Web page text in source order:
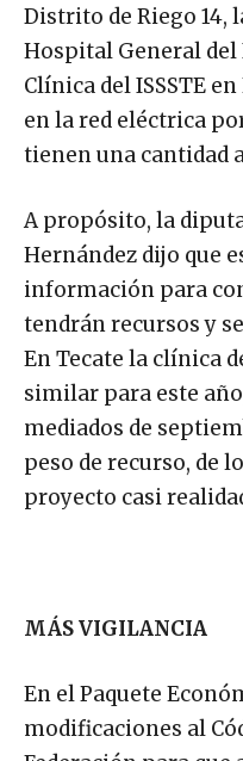
Distrito de Riego 14,
Hospital General del
Clínica del ISSSTE
en la red eléctrica
tienen una cantidad
A propósito, la
Hernández dijo que
información para
tendrán recursos y
En Tecate la clínica
similar para este
mediados de
peso de recurso, de
proyecto casi
MÁS VIGILANCIA
En el Paquete
modificaciones al